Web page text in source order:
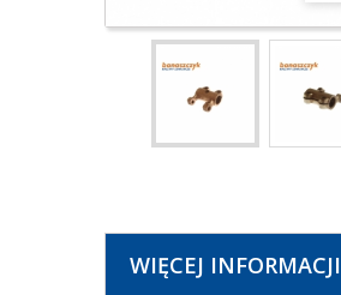
WIĘCEJ INFORMACJI